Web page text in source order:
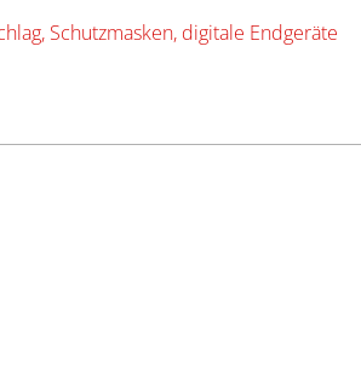
Schutzmasken, digitale Endgeräte